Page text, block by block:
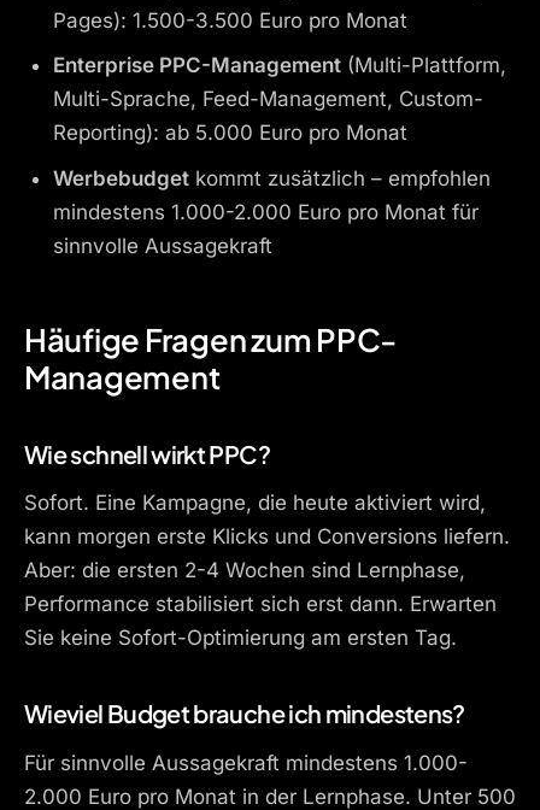
Pages): 1.500-3.500 Euro pro Monat
Enterprise PPC-Management (Multi-Plattform,
Multi-Sprache, Feed-Management, Custom-
Reporting): ab 5.000 Euro pro Monat
Werbebudget kommt zusätzlich – empfohlen
mindestens 1.000-2.000 Euro pro Monat für
sinnvolle Aussagekraft
Häufige Fragen zum PPC-
Management
Wie schnell wirkt PPC?
Sofort. Eine Kampagne, die heute aktiviert wird,
kann morgen erste Klicks und Conversions liefern.
Aber: die ersten 2-4 Wochen sind Lernphase,
Performance stabilisiert sich erst dann. Erwarten
Sie keine Sofort-Optimierung am ersten Tag.
Wieviel Budget brauche ich mindestens?
Für sinnvolle Aussagekraft mindestens 1.000-
2.000 Euro pro Monat in der Lernphase. Unter 500